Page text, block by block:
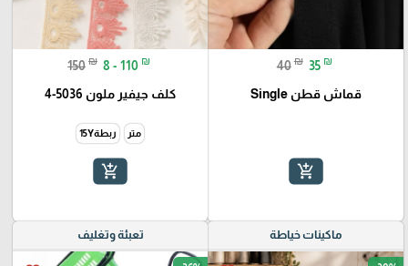
40 ₪ 35 ₪
قماش قطن Single
add_shopping_cart
150 ₪ 8 - 110 ₪
كلف جيفير ملون 5036-4
متر ربطة15Y
add_shopping_cart
ماكينات خياطة تعبئة وتغليف